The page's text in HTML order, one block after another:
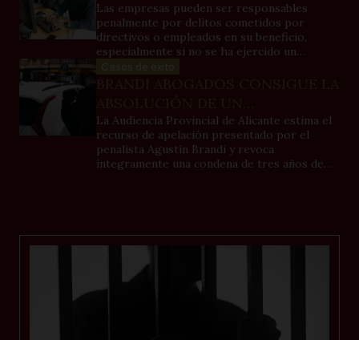
DELITOS QUE PUEDE COMETER
UNA SOCIEDAD
Las empresas pueden ser responsables
penalmente por delitos cometidos por
directivos o empleados en su beneficio,
especialmente si no se ha ejercido un
adecuado control. Para evitarlo, deben
delitos establecidos por la ley.
Casos de éxito
CONDENADO A TRES AÑOS DE
PRISIÓN POR UN DELITO DE
MALOS TRATOS
La Audiencia Provincial de Alicante estima el
recurso de apelación presentado por el
penalista Agustín Brandi y revoca
íntegramente una condena de tres años de